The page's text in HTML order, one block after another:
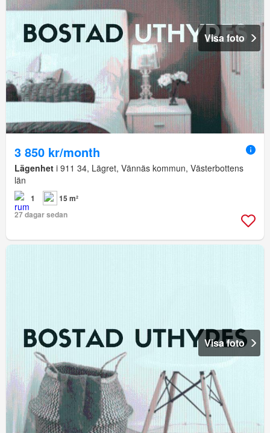
Visa foto
3 850 kr/month
Lägenhet i 911 34, Lägret, Vännäs kommun, Västerbottens
län
1
15 m²
27 dagar sedan
Visa foto